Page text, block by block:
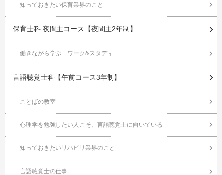
知っておきたい保育業界のこと
保育士科 夜間主コース【夜間主2年制】
働きながら学ぶ ワーク&スタディ
言語聴覚士科【午前コース3年制】
ことばの教室
心理学を勉強したい人こそ、言語聴覚士に向いている
知っておきたいリハビリ業界のこと
言語聴覚士の仕事